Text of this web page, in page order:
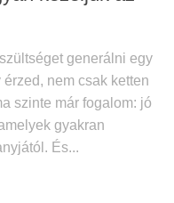
generálni egy
nem csak ketten
szinte már fogalom: jó
gyakran
És...